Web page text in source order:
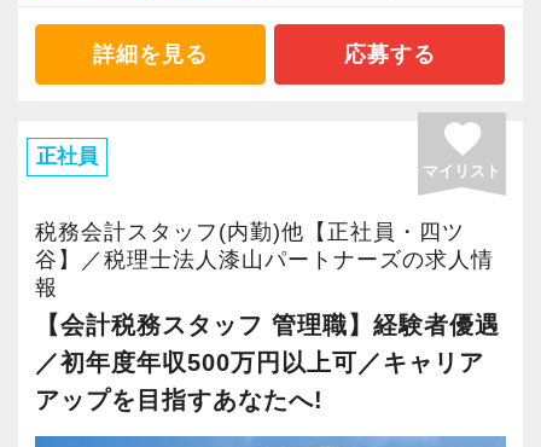
的に学べる環境
社内には公認会計士・税理士の有資格者が多
く、日常業務を通じて実践的な知識やノウハウ
を学べる環境です。
全員がワンフロアのオフィスで勤務しているた
め、分からないことはすぐに相談できるサポー
ト体制も充実。
経験を活かしながら、より高度な税務スキルや
実務力を身につけ、市場価値を高められます。
3.【待遇・社風】残業代は1分単位！和気あいあ
いとしたホワイト職場
詳細を見る 応募する
正社員 favorite
マイリスト
税務会計スタッフ(内勤)他【正社員・四ツ
谷】／税理士法人漆山パートナーズの求人情
報
【会計税務スタッフ 管理職】経験者優遇
／初年度年収500万円以上可／キャリア
アップを目指すあなたへ!